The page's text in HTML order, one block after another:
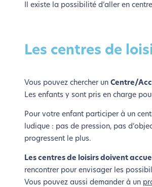
Il existe la possibilité d’aller en
Les centres de
Vous pouvez chercher un Centre/
Les enfants y sont pris en charge
Pour votre enfant participer à un
ludique : pas de pression, pas
progressent le plus.
Les centres de loisirs doivent
rencontrer pour envisager les
Vous pouvez aussi demander à un